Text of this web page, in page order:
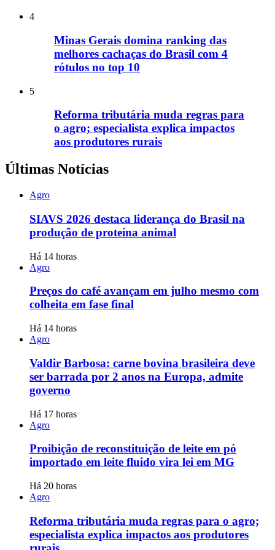
4
Minas Gerais domina ranking das
melhores cachaças do Brasil com 4
rótulos no top 10
5
Reforma tributária muda regras para
o agro; especialista explica impactos
aos produtores rurais
Últimas Notícias
Agro
SIAVS 2026 destaca liderança do Brasil na
produção de proteína animal
Há 14 horas
Agro
Preços do café avançam em julho mesmo com
colheita em fase final
Há 14 horas
Agro
Valdir Barbosa: carne bovina brasileira deve
ser barrada por 2 anos na Europa, admite
governo
Há 17 horas
Agro
Proibição de reconstituição de leite em pó
importado em leite fluido vira lei em MG
Há 20 horas
Agro
Reforma tributária muda regras para o agro;
especialista explica impactos aos produtores